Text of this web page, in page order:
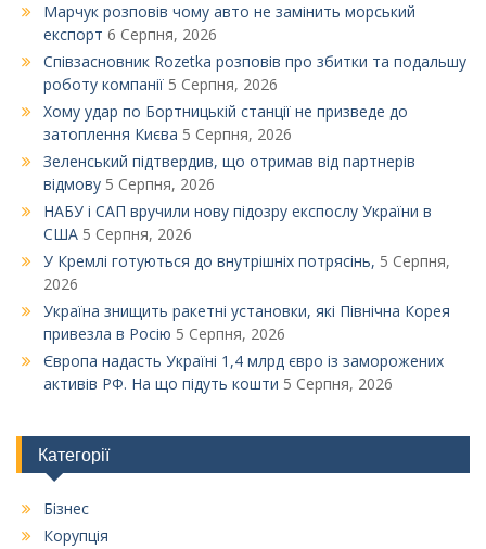
Марчук розповів чому авто не замінить морський
експорт 6 Серпня, 2026
Співзасновник Rozetka розповів про збитки та подальшу
роботу компанії 5 Серпня, 2026
Xому удар по Бортницькій станції не призведе до
затоплення Києва 5 Серпня, 2026
Зеленський підтвердив, що отримав від партнерів
відмову 5 Серпня, 2026
НАБУ і САП вручили нову підозру експослу України в
США 5 Серпня, 2026
У Кремлі готуються до внутрішніх потрясінь, 5 Серпня,
2026
Україна знищить ракетні установки, які Північна Корея
привезла в Росію 5 Серпня, 2026
Європа надасть Україні 1,4 млрд євро із заморожених
активів РФ. На що підуть кошти 5 Серпня, 2026
Категорії
Бізнес
Корупція